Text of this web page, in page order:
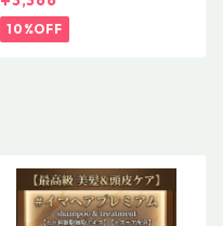
T.150ml 定価3400円（税込37
40円）
10%OFF